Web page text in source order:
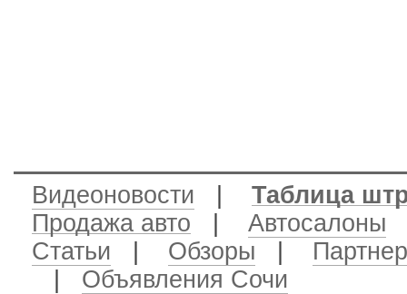
Видеоновости
Таблица
Продажа авто
Автосалоны
Статьи
Обзоры
Объявления Сочи